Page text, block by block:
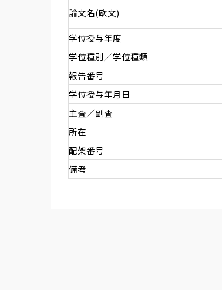
論文名(欧文)
学位授与年度
学位種別／学位種類
報告番号
学位授与年月日
主査／副査
所在
配架番号
備考